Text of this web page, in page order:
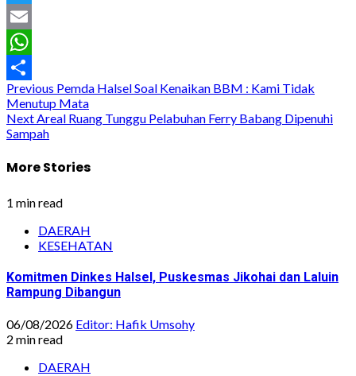
Twitter
Email
WhatsApp
Share
Post
navigation
Previous Pemda Halsel Soal Kenaikan BBM : Kami Tidak
Menutup Mata
NextAreal Ruang Tunggu Pelabuhan Ferry Babang Dipenuhi
Sampah
More Stories
1 min read
DAERAH
KESEHATAN
Komitmen Dinkes Halsel, Puskesmas Jikohai dan Laluin
Rampung Dibangun
06/08/2026 Editor: Hafik Umsohy
2 min read
DAERAH